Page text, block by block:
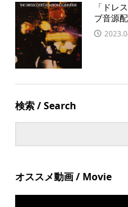
「ドレ
ブ音源
検索 / Search
オススメ動画 / Movie